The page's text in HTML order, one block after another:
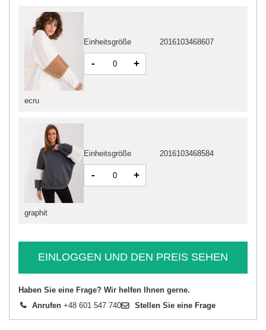
ecru
Einheitsgröße 2016103468607
- +
graphit
Einheitsgröße 2016103468584
- +
EINLOGGEN UND DEN PREIS SEHEN
Haben Sie eine Frage? Wir helfen Ihnen gerne.
Anrufen +48 601 547 740 Stellen Sie eine Frage